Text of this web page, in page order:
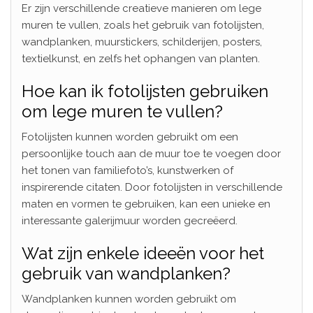
Er zijn verschillende creatieve manieren om lege
muren te vullen, zoals het gebruik van fotolijsten,
wandplanken, muurstickers, schilderijen, posters,
textielkunst, en zelfs het ophangen van planten.
Hoe kan ik fotolijsten gebruiken
om lege muren te vullen?
Fotolijsten kunnen worden gebruikt om een
persoonlijke touch aan de muur toe te voegen door
het tonen van familiefoto’s, kunstwerken of
inspirerende citaten. Door fotolijsten in verschillende
maten en vormen te gebruiken, kan een unieke en
interessante galerijmuur worden gecreëerd.
Wat zijn enkele ideeën voor het
gebruik van wandplanken?
Wandplanken kunnen worden gebruikt om